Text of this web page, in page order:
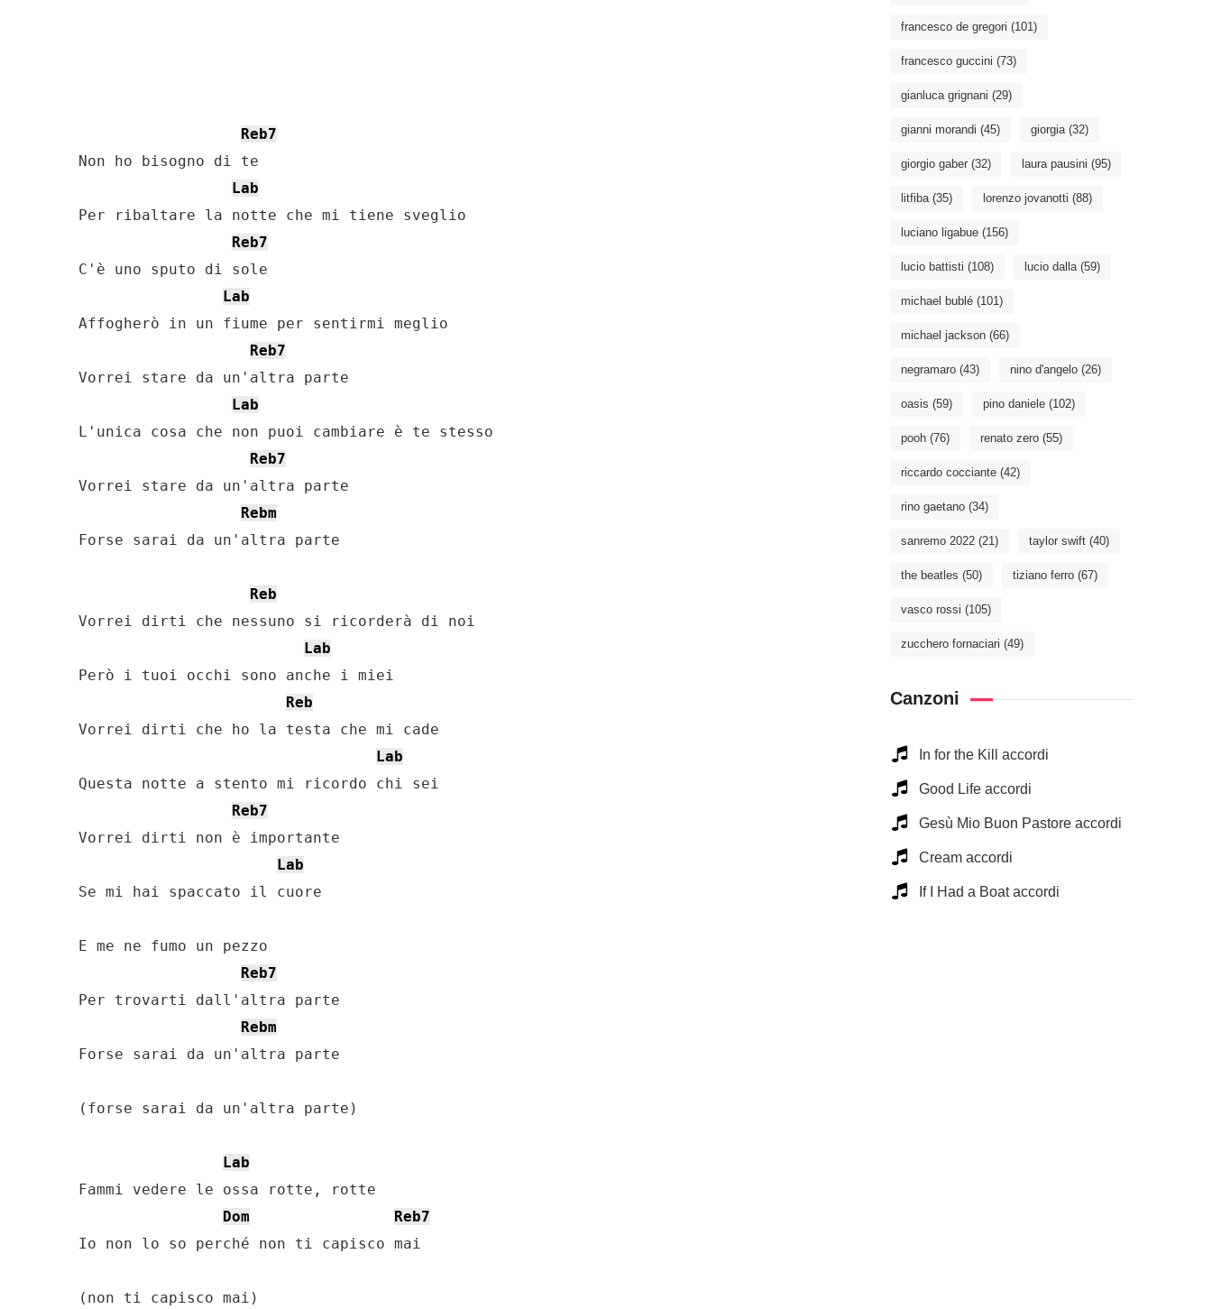
Reb7
Non ho bisogno di te
Lab
Per ribaltare la notte che mi tiene sveglio
Reb7
C'è uno sputo di sole
Lab
Affogherò in un fiume per sentirmi meglio
Reb7
Vorrei stare da un'altra parte
Lab
L'unica cosa che non puoi cambiare è te stesso
Reb7
Vorrei stare da un'altra parte
Rebm
Forse sarai da un'altra parte
Reb
Vorrei dirti che nessuno si ricorderà di noi
Lab
Però i tuoi occhi sono anche i miei
Reb
Vorrei dirti che ho la testa che mi cade
Lab
Questa notte a stento mi ricordo chi sei
Reb7
Vorrei dirti non è importante
Lab
Se mi hai spaccato il cuore
E me ne fumo un pezzo
Reb7
Per trovarti dall'altra parte
Rebm
Forse sarai da un'altra parte
(forse sarai da un'altra parte)
Lab
Fammi vedere le ossa rotte, rotte
Dom
Reb7
Io non lo so perché non ti capisco mai
(non ti capisco mai)
francesco de gregori (101)
francesco guccini (73)
gianluca grignani (29)
gianni morandi (45) giorgia(32)
giorgio gaber (32) laura pausini (95)
litfiba(35) lorenzo jovanotti (88)
luciano ligabue (156)
lucio battisti (108) lucio dalla(59)
michael bublé (101)
michael jackson (66)
negramaro (43) nino d'angelo (26)
oasis (59) pino daniele (102)
pooh (76) renato zero (55)
riccardo cocciante (42)
rino gaetano (34)
sanremo 2022 (21) taylor swift (40)
the beatles (50) tiziano ferro (67)
vasco rossi (105)
zucchero fornaciari (49)
Canzoni
In for the Kill accordi
Good Life accordi
Gesù Mio Buon Pastore accordi
Cream accordi
If I Had a Boat accordi